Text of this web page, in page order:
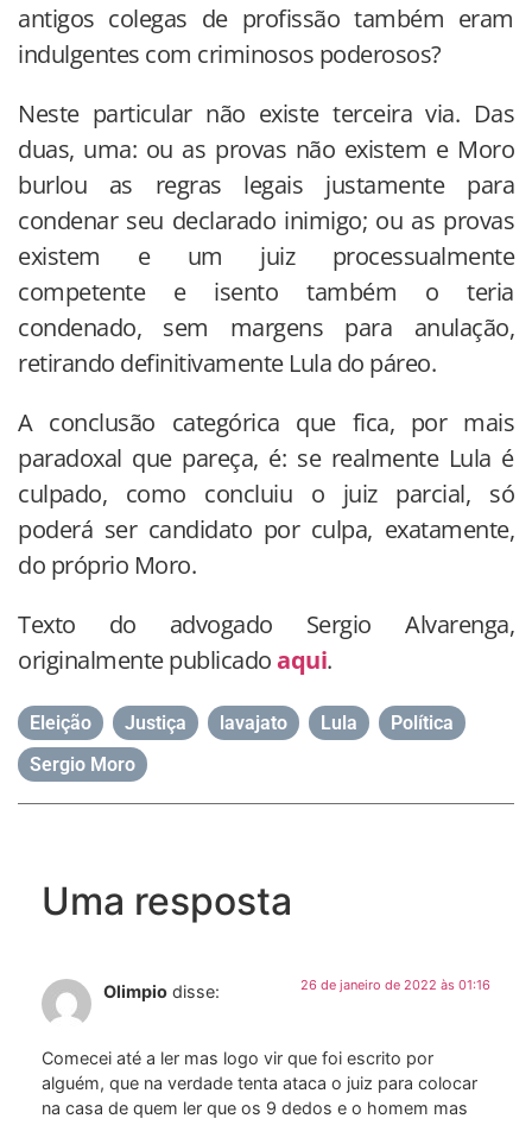
antigos colegas de profissão também eram
indulgentes com criminosos poderosos?
Neste particular não existe terceira via. Das
duas, uma: ou as provas não existem e Moro
burlou as regras legais justamente para
condenar seu declarado inimigo; ou as provas
existem e um juiz processualmente
competente e isento também o teria
condenado, sem margens para anulação,
retirando definitivamente Lula do páreo.
A conclusão categórica que fica, por mais
paradoxal que pareça, é: se realmente Lula é
culpado, como concluiu o juiz parcial, só
poderá ser candidato por culpa, exatamente,
do próprio Moro.
Texto do advogado Sergio Alvarenga,
originalmente publicadoaqui.
Eleição Justiça lavajato Lula Política
Sergio Moro
Uma resposta
Olimpio disse: 26 de janeiro de 2022 às 01:16
Comecei até a ler mas logo vir que foi escrito por
alguém, que na verdade tenta ataca o juiz para colocar
na casa de quem ler que os 9 dedos e o homem mas